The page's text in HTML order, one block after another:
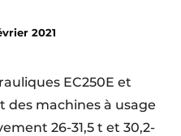
2021
EC250E et
des machines à usage
26-31,5 t et 30,2-